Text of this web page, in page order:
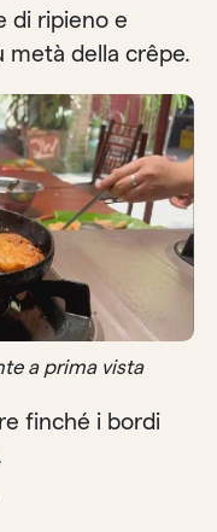
di ripieno e
metà della crêpe.
a prima vista
finché i bordi